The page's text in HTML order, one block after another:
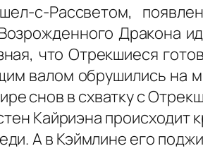
с-Рассветом,
Дракона
что Отрекшиеся
валом обрушились на
снов в схватку с
Кайриэна происходит
А в Кэймлине его